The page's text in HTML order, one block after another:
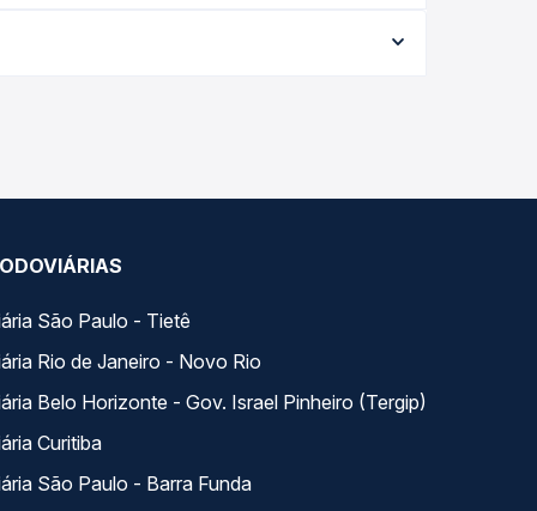
e garante a melhor oferta para o seu roteiro.
São Paulo - Tietê
Rio de Janeiro - Novo Rio
Belo Horizonte - Gov. Israel Pinheiro (Tergip)
Curitiba
São Paulo - Barra Funda